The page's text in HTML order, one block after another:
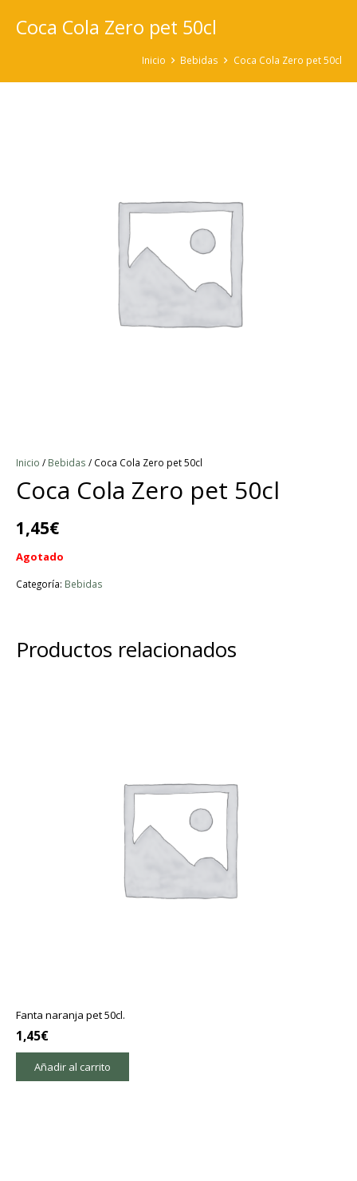
Coca Cola Zero pet 50cl
Inicio Bebidas Coca Cola Zero pet 50cl
Inicio / Bebidas / Coca Cola Zero pet 50cl
Coca Cola Zero pet 50cl
1,45€
Agotado
Categoría: Bebidas
Productos relacionados
Fanta naranja pet 50cl.
1,45€
Añadir al carrito